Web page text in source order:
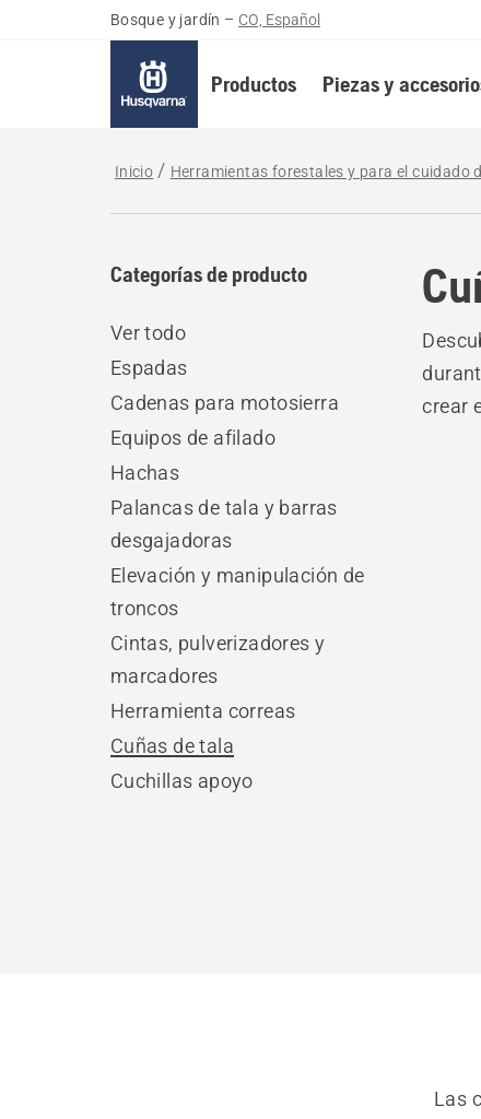
Bosque y jardín – CO, Español
Productos Piezas y
Inicio Herramientas forestales y para el cuidado
Categorías de producto
Ver todo
Espadas
Cadenas para motosierra
Equipos de afilado
Hachas
Palancas de tala y barras
desgajadoras
Elevación y manipulación de
troncos
Cintas, pulverizadores y
marcadores
Herramienta correas
Cuñas de tala
Cuchillas apoyo
crear
Las